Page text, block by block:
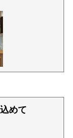
めて